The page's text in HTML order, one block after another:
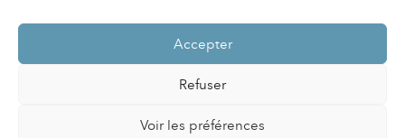
Accepter
Refuser
Voir les préférences